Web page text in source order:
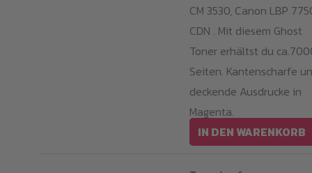
CM 3530, Canon LBP
CDN . Mit diesem Ghost
Toner erhältst du
Seiten. Kantenscharfe
deckende Ausdrucke in
Magenta.
IN DEN WARENKORB